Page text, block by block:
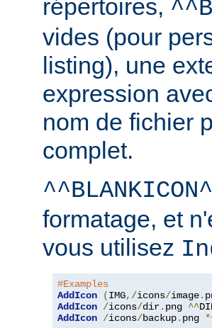
répertoires,
vides (pour
listing), une
expression
nom de fichier
complet.
formatage, et
vous utilisez
#Examples
AddIcon
(IMG,/icons/image.
AddIcon /icons/dir. png ^^
AddIcon /icons/backup. png